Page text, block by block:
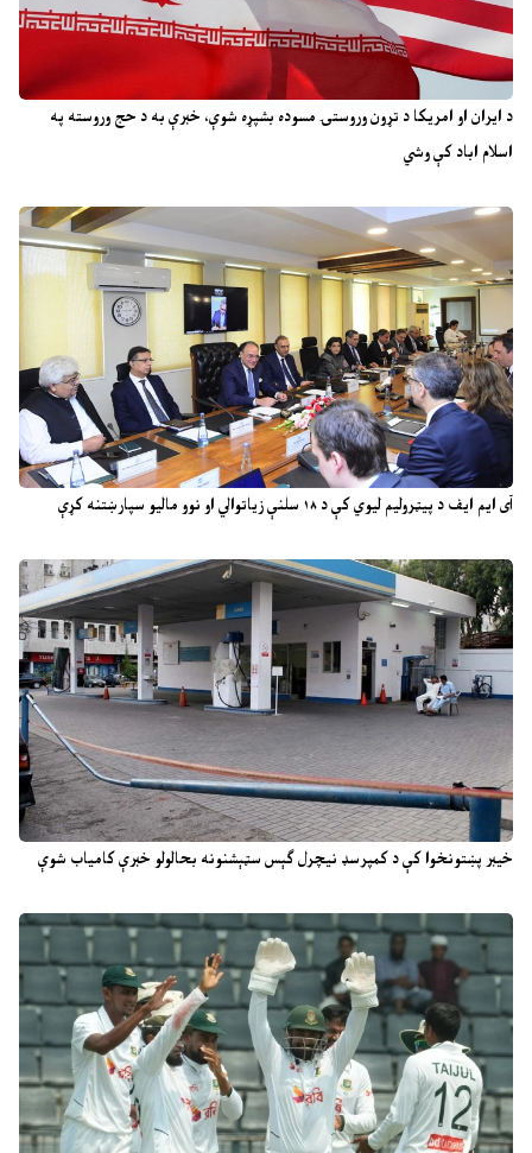
د ایران او امریکا د تړون وروستۍ مسوده بشپړه شوې، خبرې به د حج وروسته په
اسلام اباد کې وشي
آی ایم ایف د پیټرولیم لیوي کې د ۱۸ سلنې زیاتوالي او نوو مالیو سپارښتنه کړې
خیبر پښتونخوا کې د کمپرسډ نیچرل ګېس سټېشنونه بحالولو خبرې کامیاب شوې